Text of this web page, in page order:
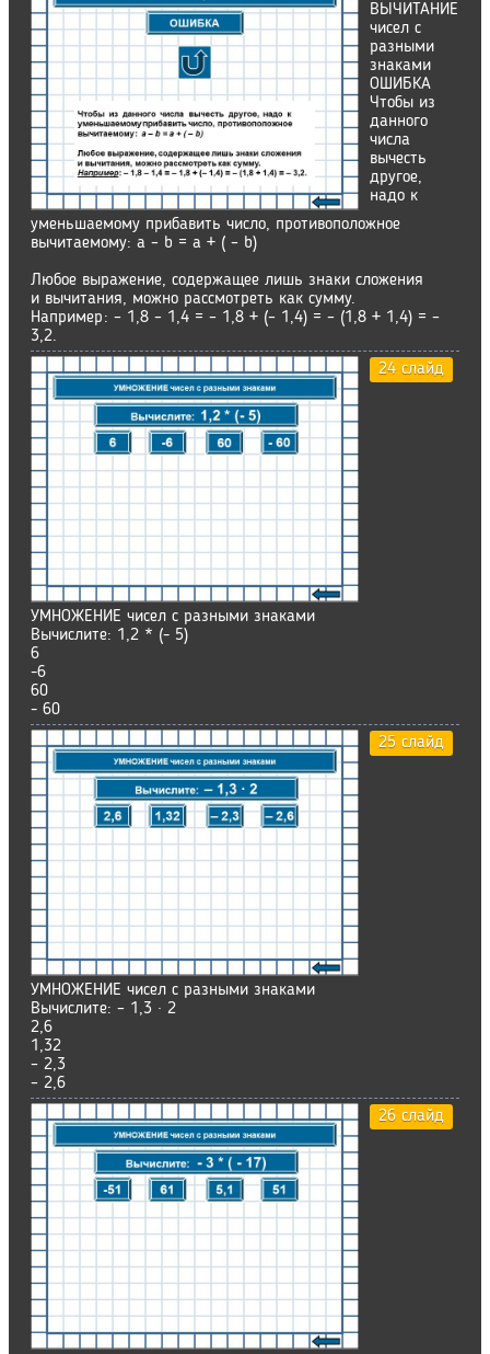
ВЫЧИТАНИЕ
чисел с
разными
знаками
ОШИБКА
Чтобы из
данного
числа
вычесть
другое,
надо к
уменьшаемому прибавить число, противоположное
вычитаемому: a – b = a + ( – b)
Любое выражение, содержащее лишь знаки сложения
и вычитания, можно рассмотреть как сумму.
Например: – 1,8 – 1,4 = – 1,8 + (– 1,4) = – (1,8 + 1,4) = –
3,2.
24 слайд
УМНОЖЕНИЕ чисел с разными знаками
Вычислите: 1,2 * (- 5)
6
-6
60
- 60
25 слайд
УМНОЖЕНИЕ чисел с разными знаками
Вычислите: – 1,3 · 2
2,6
1,32
– 2,3
– 2,6
26 слайд